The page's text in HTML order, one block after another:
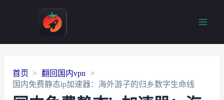
首页
翻回国内vpn
国内免费静态ip加速器：海外游子的归乡数字生命线